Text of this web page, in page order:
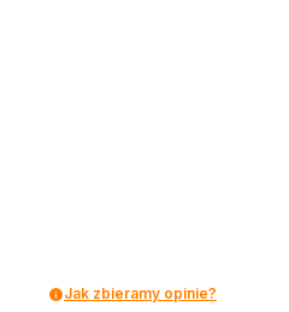
Jak zbieramy opinie?